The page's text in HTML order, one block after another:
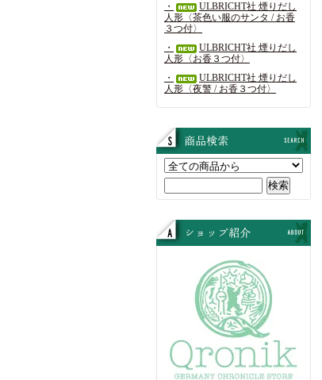
・
ULBRICHT社 煙りだし
人形〈茶色い服のサンタ / お香
３つ付〉
・
ULBRICHT社 煙りだし
人形〈お香３つ付〉
・
ULBRICHT社 煙りだし
人形〈夜警 / お香３つ付〉